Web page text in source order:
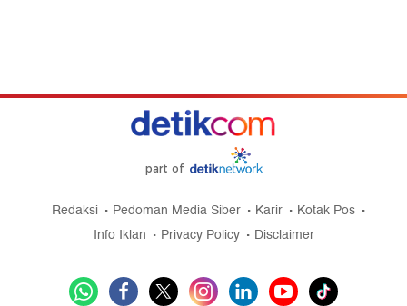
part of
Redaksi Pedoman Media Siber Karir
Kotak Pos
Info Iklan
Privacy Policy Disclaimer